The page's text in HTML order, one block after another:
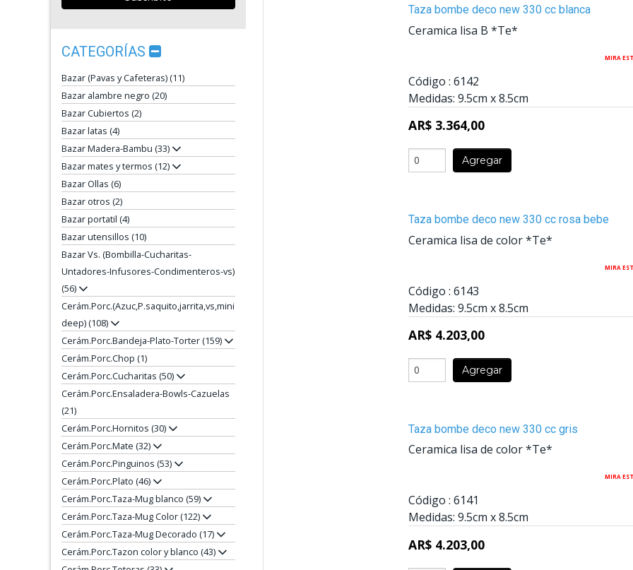
CATEGORÍAS
Bazar (Pavas y Cafeteras) (11)
Bazar alambre negro (20)
Bazar Cubiertos (2)
Bazar latas (4)
Bazar Madera-Bambu (33)
Bazar mates y termos (12)
Bazar Ollas (6)
Bazar otros (2)
Bazar portatil (4)
Bazar utensillos (10)
Bazar Vs. (Bombilla-Cucharitas-
Untadores-Infusores-Condimenteros-vs)
(56)
Cerám.Porc.(Azuc,P.saquito,jarrita,vs,mini
deep) (108)
Cerám.Porc.Bandeja-Plato-Torter (159)
Cerám.Porc.Chop (1)
Cerám.Porc.Cucharitas (50)
Cerám.Porc.Ensaladera-Bowls-Cazuelas
(21)
Cerám.Porc.Hornitos (30)
Cerám.Porc.Mate (32)
Cerám.Porc.Pinguinos (53)
Cerám.Porc.Plato (46)
Cerám.Porc.Taza-Mug blanco (59)
Cerám.Porc.Taza-Mug Color (122)
Cerám.Porc.Taza-Mug Decorado (17)
Cerám.Porc.Tazon color y blanco (43)
Taza bombe deco new 330 cc blanca
Ceramica lisa B *Te*
MIRA
Código : 6142
Medidas: 9.5cm x8.5cm
AR$ 3.364,00
Agregar
Taza bombe deco new 330 cc rosa bebe
Ceramica lisa de color *Te*
MIRA
Código : 6143
Medidas: 9.5cm x8.5cm
AR$ 4.203,00
Agregar
Taza bombe deco new 330 cc gris
Ceramica lisa de color *Te*
MIRA
Código : 6141
Medidas: 9.5cm x8.5cm
AR$ 4.203,00